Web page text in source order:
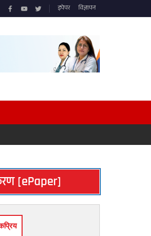
इपेपर विज्ञापन
[ePaper]